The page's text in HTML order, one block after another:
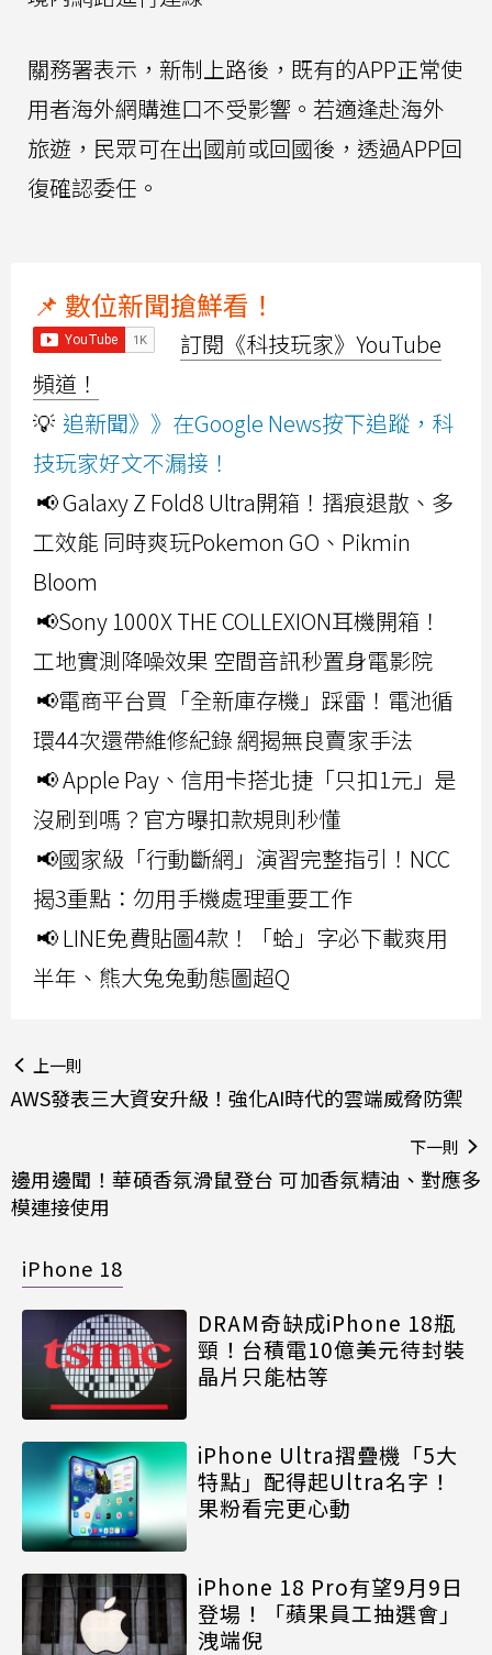
關務署表示，新制上路後，既有的APP正常使
用者海外網購進口不受影響。若適逢赴海外
旅遊，民眾可在出國前或回國後，透過APP回
復確認委任。
📌 數位新聞搶鮮看！
訂閱《科技玩家》YouTube
頻道！
💡 追新聞》》在Google News按下追蹤，科
技玩家好文不漏接！
📢 Galaxy Z Fold8 Ultra開箱！摺痕退散、多
工效能 同時爽玩Pokemon GO、Pikmin
Bloom
📢Sony 1000X THE COLLEXION耳機開箱！
工地實測降噪效果 空間音訊秒置身電影院
📢電商平台買「全新庫存機」踩雷！電池循
環44次還帶維修紀錄 網揭無良賣家手法
📢 Apple Pay、信用卡搭北捷「只扣1元」是
沒刷到嗎？官方曝扣款規則秒懂
📢國家級「行動斷網」演習完整指引！NCC
揭3重點：勿用手機處理重要工作
📢 LINE免費貼圖4款！「蛤」字必下載爽用
半年、熊大兔兔動態圖超Q
上一則
AWS發表三大資安升級！強化AI時代的雲端威脅防禦
下一則
邊用邊聞！華碩香氛滑鼠登台 可加香氛精油、對應多
模連接使用
iPhone 18
DRAM奇缺成iPhone 18瓶
頸！台積電10億美元待封裝
晶片只能枯等
iPhone Ultra摺疊機「5大
特點」配得起Ultra名字！
果粉看完更心動
iPhone 18 Pro有望9月9日
登場！「蘋果員工抽選會」
洩端倪